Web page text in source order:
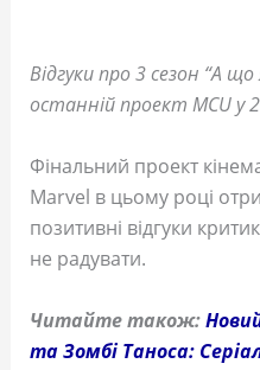
Відгуки про 3 сезон “А
останній проект MCU у
Фінальний проект
Marvel в цьому році
позитивні відгуки
не радувати.
Читайте також:
та Зомбі Таноса: